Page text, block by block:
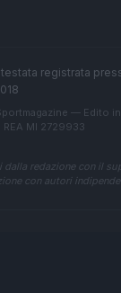
registrata
— Edito in
REA MI 2729933
dalla redazione con il
con autori